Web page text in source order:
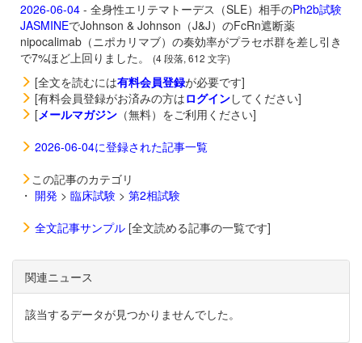
2026-06-04 - 全身性エリテマトーデス（SLE）相手のPh2b試験
JASMINEでJohnson & Johnson（J&J）のFcRn遮断薬
nipocalimab（ニポカリマブ）の奏効率がプラセボ群を差し引き
で7%ほど上回りました。
(4 段落, 612 文字)
[全文を読むには有料会員登録が必要です]
[有料会員登録がお済みの方はログインしてください]
[メールマガジン （無料）をご利用ください]
2026-06-04に登録された記事一覧
この記事のカテゴリ
・ 開発 > 臨床試験 > 第2相試験
全文記事サンプル [全文読める記事の一覧です]
関連ニュース
該当するデータが見つかりませんでした。